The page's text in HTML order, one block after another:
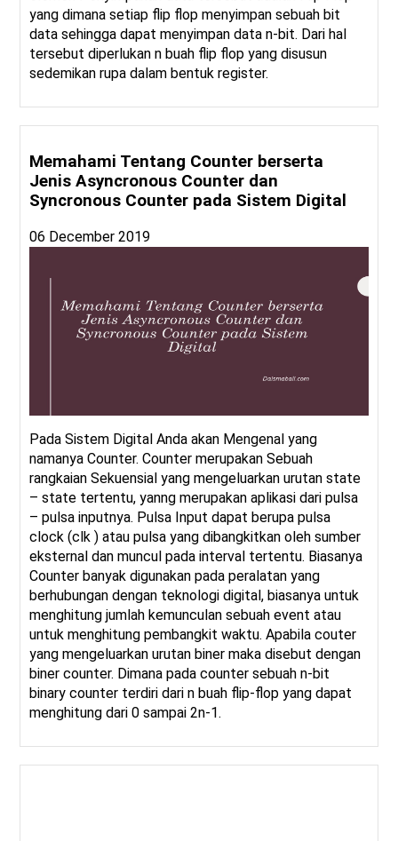
yang dimana setiap flip flop menyimpan sebuah bit
data sehingga dapat menyimpan data n-bit. Dari hal
tersebut diperlukan n buah flip flop yang disusun
sedemikan rupa dalam bentuk register.
Memahami Tentang Counter berserta
Jenis Asyncronous Counter dan
Syncronous Counter pada Sistem Digital
06 December 2019
Pada Sistem Digital Anda akan Mengenal yang
namanya Counter. Counter merupakan Sebuah
rangkaian Sekuensial yang mengeluarkan urutan state
– state tertentu, yanng merupakan aplikasi dari pulsa
– pulsa inputnya. Pulsa Input dapat berupa pulsa
clock (clk ) atau pulsa yang dibangkitkan oleh sumber
eksternal dan muncul pada interval tertentu. Biasanya
Counter banyak digunakan pada peralatan yang
berhubungan dengan teknologi digital, biasanya untuk
menghitung jumlah kemunculan sebuah event atau
untuk menghitung pembangkit waktu. Apabila couter
yang mengeluarkan urutan biner maka disebut dengan
biner counter. Dimana pada counter sebuah n-bit
binary counter terdiri dari n buah flip-flop yang dapat
menghitung dari 0 sampai 2n-1.